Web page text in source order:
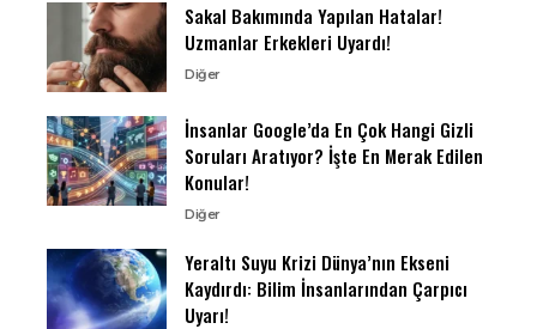
Sakal Bakımında Yapılan Hatalar!
Uzmanlar Erkekleri Uyardı!
Diğer
İnsanlar Google’da En Çok Hangi Gizli
Soruları Aratıyor? İşte En Merak Edilen
Konular!
Diğer
Yeraltı Suyu Krizi Dünya’nın Ekseni
Kaydırdı: Bilim İnsanlarından Çarpıcı
Uyarı!